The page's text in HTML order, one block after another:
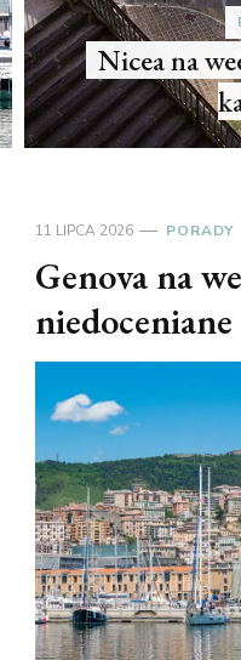
riwiera dla
11 LIPCA 2026 PORADY
Genova na